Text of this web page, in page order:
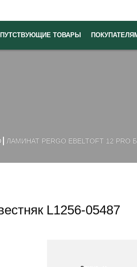
ТОВАРЫ
ЛАМИНАТ PERGO EBELTOFT 12
L1256-05487